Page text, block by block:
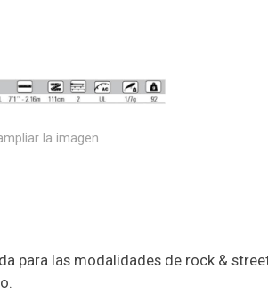
la imagen
para las modalidades de rock &